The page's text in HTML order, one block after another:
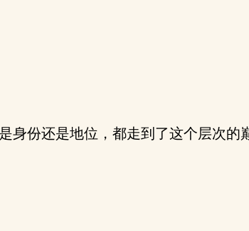
份还是地位，都走到了这个层次的